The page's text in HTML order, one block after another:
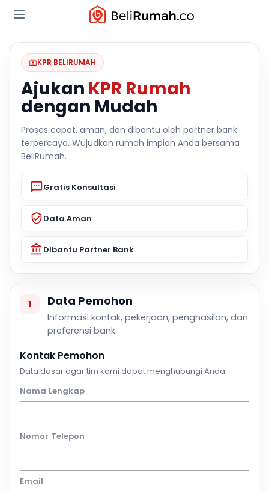
KPR BELIRUMAH
Ajukan KPR Rumah
dengan Mudah
Proses cepat, aman, dan dibantu oleh partner bank
terpercaya. Wujudkan rumah impian Anda bersama
BeliRumah.
Gratis Konsultasi
Data Aman
Dibantu Partner Bank
1 Data Pemohon
Informasi kontak, pekerjaan, penghasilan, dan
preferensi bank.
Kontak Pemohon
Data dasar agar tim kami dapat menghubungi Anda.
Nama Lengkap
Nomor Telepon
Email